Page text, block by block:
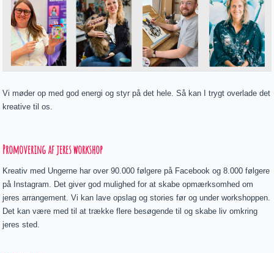
Vi møder op med god energi og styr på det hele. Så kan I trygt overlade det
kreative til os.
Promovering af jeres workshop
Kreativ med Ungerne har over 90.000 følgere på Facebook og 8.000 følgere
på Instagram. Det giver god mulighed for at skabe opmærksomhed om
jeres arrangement. Vi kan lave opslag og stories før og under workshoppen.
Det kan være med til at trække flere besøgende til og skabe liv omkring
jeres sted.